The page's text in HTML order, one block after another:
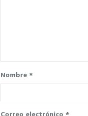
Nombre*